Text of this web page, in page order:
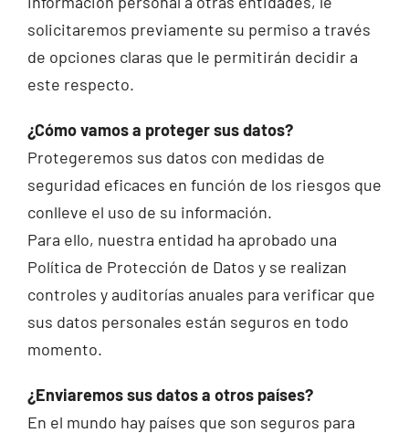
solicitaremos previamente su permiso a través
de opciones claras que le permitirán decidir a
este respecto.
¿Cómo vamos a proteger sus datos?
Protegeremos sus datos con medidas de
seguridad eficaces en función de los riesgos que
conlleve el uso de su información.
Para ello, nuestra entidad ha aprobado una
Política de Protección de Datos y se realizan
controles y auditorías anuales para verificar que
sus datos personales están seguros en todo
momento.
¿Enviaremos sus datos a otros países?
En el mundo hay países que son seguros para